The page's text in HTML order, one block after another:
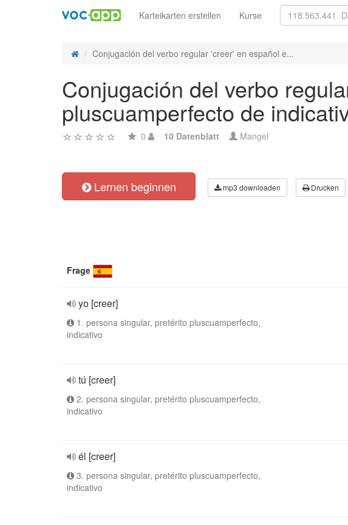
Karteikarten erstellen Kurse
Conjugación del verbo regular 'creer' en español e...
Conjugación del verbo
pluscuamperfecto de
0 10 Datenblatt Mangel
Lernen beginnen mp3 downloaden Drucken
Frage
yo [creer]
1. persona singular, pretérito pluscuamperfecto,
indicativo
tú [creer]
2. persona singular, pretérito pluscuamperfecto,
indicativo
él [creer]
3. persona singular, pretérito pluscuamperfecto,
indicativo